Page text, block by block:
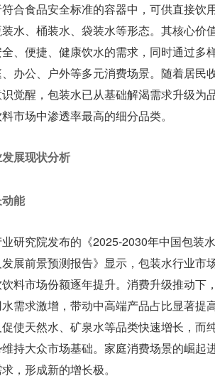
上
成
广
深
圳
深
圳
深
圳
深
合食品安全标准的容器中，可供直接饮
水、桶装水、袋装水等形态。其核心价
、便捷、健康饮水的需求，同时通过多
办公、户外等多元消费场景。随着居民
觉醒，包装水已从基础解渴需求升级为
市场中渗透率最高的细分品类。
展现状分析
能
研究院发布的《2025-2030年中国包装
展前景预测报告》显示，包装水行业市
料市场份额逐年提升。消费升级推动下
需求激增，带动中高端产品占比显著提
使天然水、矿泉水等品类快速增长，而
持大众市场基础。家庭消费场景的崛起
，形成新的增长极。